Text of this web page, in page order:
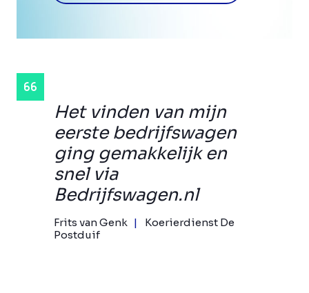
Het vinden van mijn
eerste bedrijfswagen
ging gemakkelijk en
snel via
Bedrijfswagen.nl
Frits van Genk
Koerierdienst De
Postduif